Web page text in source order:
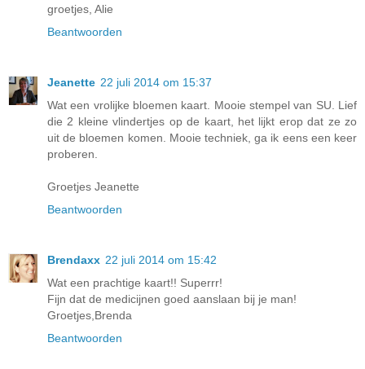
groetjes, Alie
Beantwoorden
Jeanette 22 juli 2014 om 15:37
Wat een vrolijke bloemen kaart. Mooie stempel van SU. Lief
die 2 kleine vlindertjes op de kaart, het lijkt erop dat ze zo
uit de bloemen komen. Mooie techniek, ga ik eens een keer
proberen.
Groetjes Jeanette
Beantwoorden
Brendaxx 22 juli 2014 om 15:42
Wat een prachtige kaart!! Superrr!
Fijn dat de medicijnen goed aanslaan bij je man!
Groetjes,Brenda
Beantwoorden